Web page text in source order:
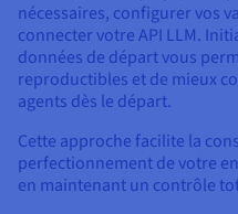
nécessaires, configurer vos
connecter votre API LLM.
données de départ vous
reproductibles et de mieux
agents dès le départ.
Cette approche facilite la
perfectionnement de votre
en maintenant un contrôle